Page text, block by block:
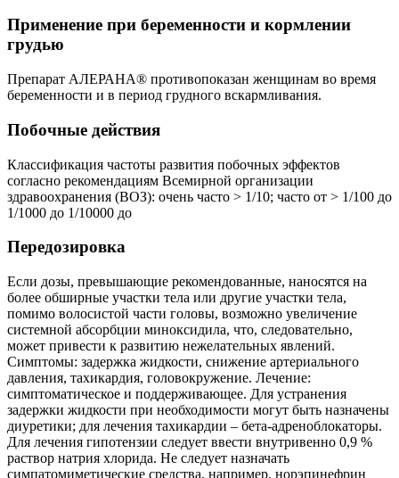
Применение при беременности и кормлении
грудью
Препарат АЛЕРАНА® противопоказан женщинам во время
беременности и в период грудного вскармливания.
Побочные действия
Классификация частоты развития побочных эффектов
согласно рекомендациям Всемирной организации
здравоохранения (ВОЗ): очень часто > 1/10; часто от > 1/100 до
1/1000 до 1/10000 до
Передозировка
Если дозы, превышающие рекомендованные, наносятся на
более обширные участки тела или другие участки тела,
помимо волосистой части головы, возможно увеличение
системной абсорбции миноксидила, что, следовательно,
может привести к развитию нежелательных явлений.
Симптомы: задержка жидкости, снижение артериального
давления, тахикардия, головокружение. Лечение:
симптоматическое и поддерживающее. Для устранения
задержки жидкости при необходимости могут быть назначены
диуретики; для лечения тахикардии – бета-адреноблокаторы.
Для лечения гипотензии следует ввести внутривенно 0,9 %
раствор натрия хлорида. Не следует назначать
симпатомиметические средства, например, норэпинефрин